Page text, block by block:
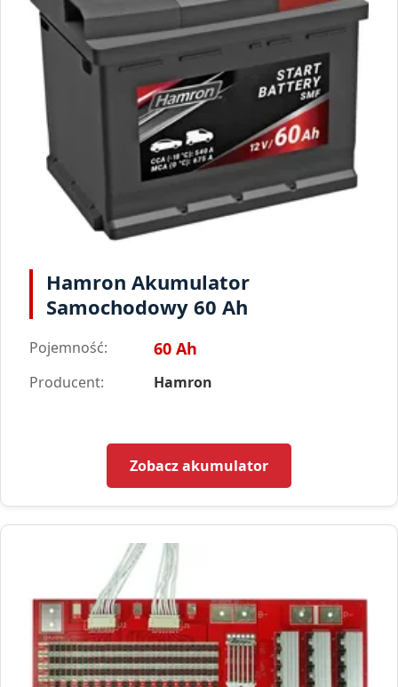
Hamron Akumulator
Samochodowy 60 Ah
Pojemność: 60 Ah
Producent: Hamron
Zobacz akumulator